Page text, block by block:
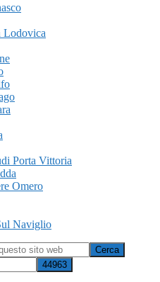
Lodovica
Porta Vittoria
Omero
Naviglio